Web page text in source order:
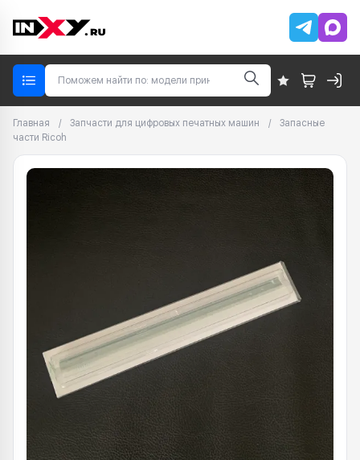
Главная / Запчасти для цифровых печатных машин /
Запасные
части Ricoh